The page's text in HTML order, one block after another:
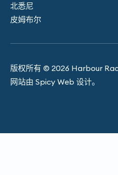
北悉尼
皮姆布尔
版权所有 © 2026 Harbour
网站由 Spicy Web 设计。